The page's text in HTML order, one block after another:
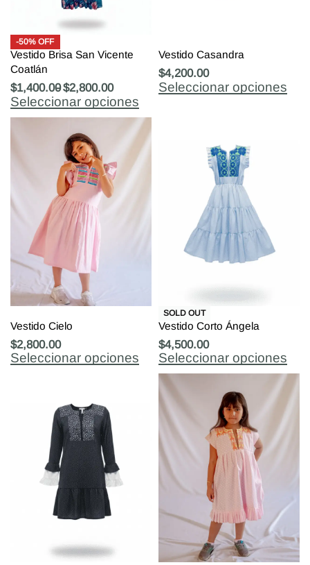
-50% OFF
Vestido Brisa San Vicente
Coatlán
$1,400.00$2,800.00
Seleccionar opciones
Vestido Casandra
$4,200.00
Seleccionar opciones
Vestido Cielo
$2,800.00
Seleccionar opciones
SOLD OUT
Vestido Corto Ángela
$4,500.00
Seleccionar opciones